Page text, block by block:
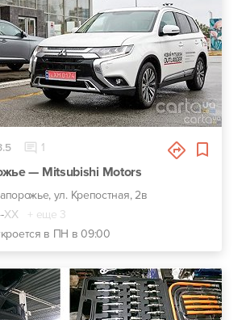
1
— Mitsubishi Motors
ул. Крепостная, 2в
ХХ
+ еще 3
в ПН в 09:00